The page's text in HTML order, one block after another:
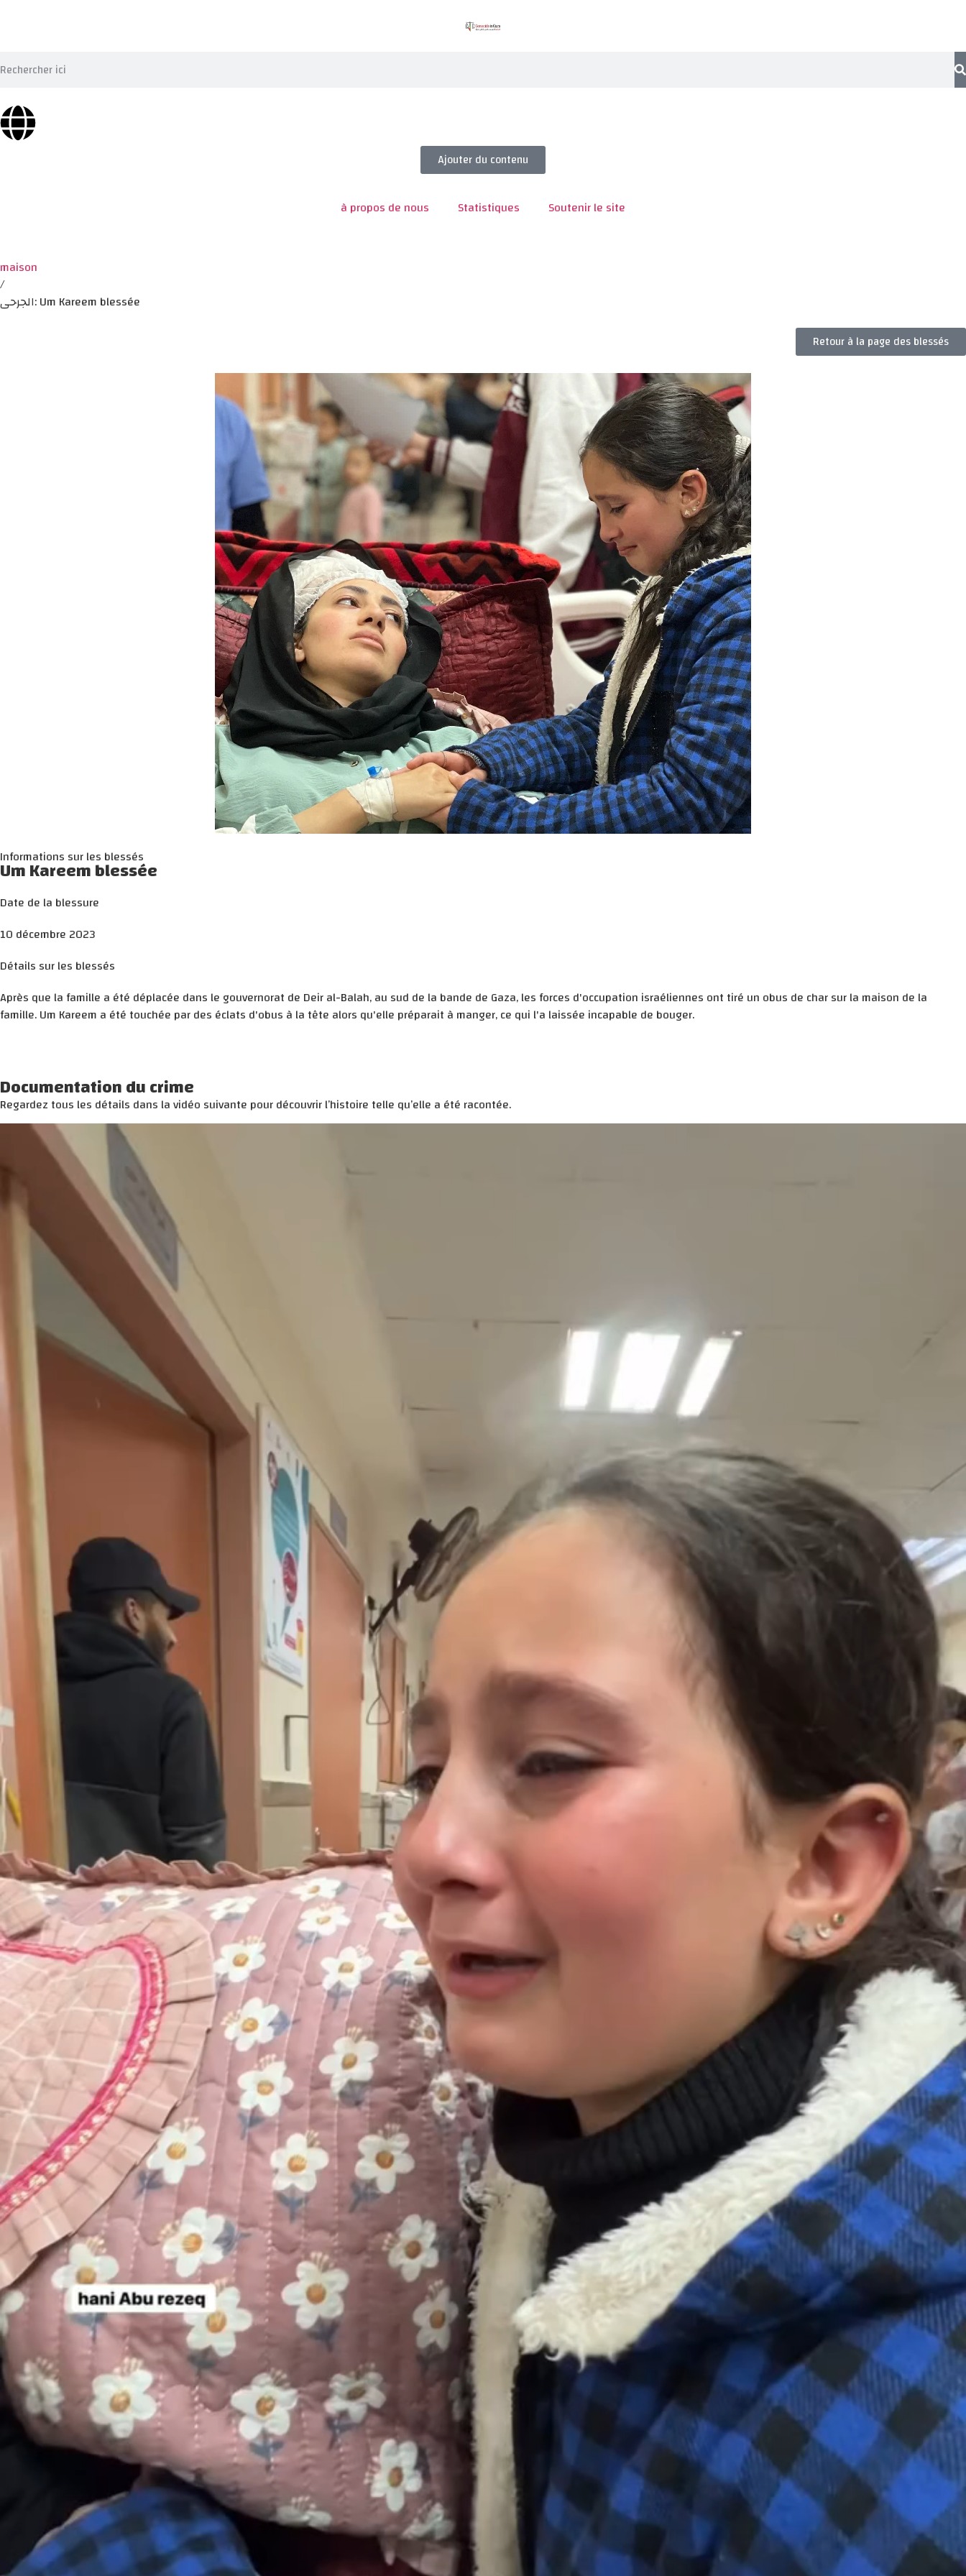
Ajouter du contenu
à propos de nous Statistiques Soutenir le site
maison
/
الجرحى: Um Kareem blessée
Retour à la page des blessés
Informations sur les blessés
Um Kareem blessée
Date de la blessure
10 décembre 2023
Détails sur les blessés
Après que la famille a été déplacée dans le gouvernorat de Deir al-Balah, au sud de la bande de Gaza, les forces d'occupation israéliennes ont tiré un obus de char sur la maison de la
famille. Um Kareem a été touchée par des éclats d'obus à la tête alors qu'elle préparait à manger, ce qui l'a laissée incapable de bouger.
Documentation du crime
Regardez tous les détails dans la vidéo suivante pour découvrir l’histoire telle qu’elle a été racontée.